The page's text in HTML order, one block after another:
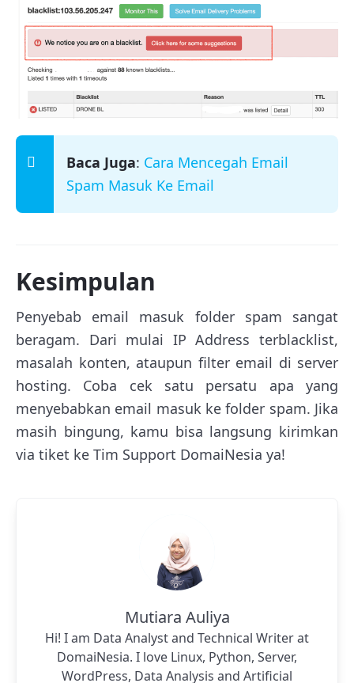
Baca Juga: Cara Mencegah Email
Spam Masuk Ke Email
Kesimpulan
Penyebab email masuk folder spam sangat
beragam. Dari mulai IP Address terblacklist,
masalah konten, ataupun filter email di server
hosting. Coba cek satu persatu apa yang
menyebabkan email masuk ke folder spam. Jika
masih bingung, kamu bisa langsung kirimkan
via tiket ke Tim Support DomaiNesia ya!
Mutiara Auliya
Hi! I am Data Analyst and Technical Writer at
DomaiNesia. I love Linux, Python, Server,
WordPress, Data Analysis and Artificial